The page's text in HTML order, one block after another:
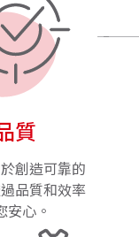
質
創造可靠的
品質和效率
安心。